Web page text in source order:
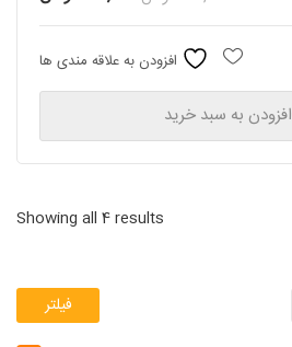
۳۵۰,۰۰۰ تومان. ۲۸۰,۰۰۰افزودن به علاقه مندی ها
افزودن به سبد خرید
Showing all 4 results
فیلتر